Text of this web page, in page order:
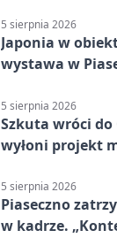
5 sierpnia 2026
Japonia w
wystawa w
5 sierpnia 2026
Szkuta wróci do
wyłoni projekt
5 sierpnia 2026
Piaseczno
w kadrze.